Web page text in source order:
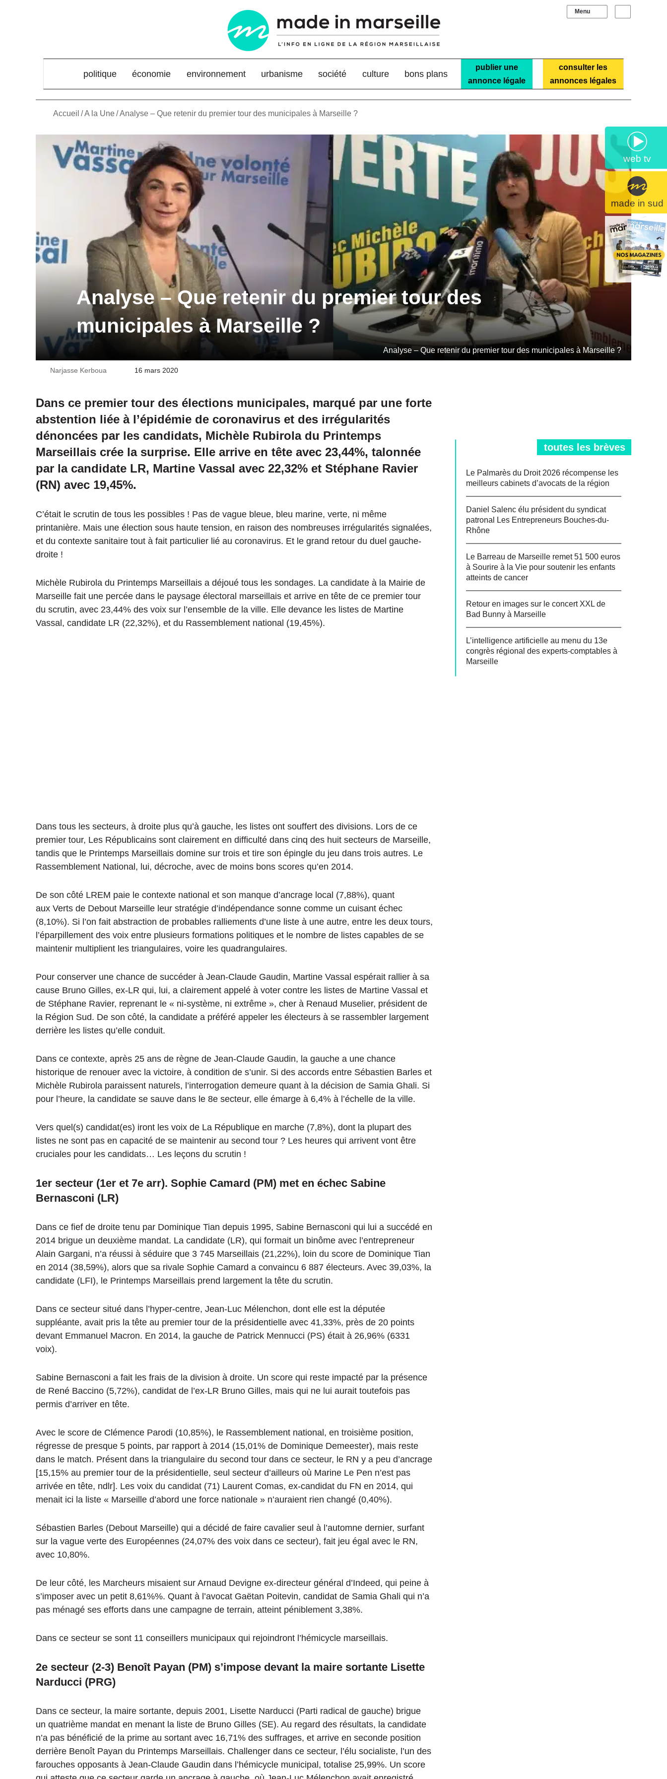
web tv
made in sud
élément de menu
politique économie environnement urbanisme société culture bons plans
publier une
annonce légale
consulter les
annonces légales
Accueil /A la Une/Analyse – Que retenir du premier tour des municipales à Marseille ?
Analyse – Que retenir du premier tour des
municipales à Marseille ?
Analyse – Que retenir du premier tour des municipales à Marseille ?
Narjasse Kerboua
Envoyer16 mars 2020
Dans ce premier tour des élections municipales, marqué par une forte
abstention liée à l’épidémie de coronavirus et des irrégularités
dénoncées par les candidats, Michèle Rubirola du Printemps
Marseillais crée la surprise. Elle arrive en tête avec 23,44%, talonnée
par la candidate LR, Martine Vassal avec 22,32% et Stéphane Ravier
(RN) avec 19,45%.
C’était le scrutin de tous les possibles ! Pas de vague bleue, bleu marine, verte, ni même
printanière. Mais une élection sous haute tension, en raison des nombreuses irrégularités signalées,
et du contexte sanitaire tout à fait particulier lié au coronavirus. Et le grand retour du duel gauche-
droite !
Michèle Rubirola du Printemps Marseillais a déjoué tous les sondages. La candidate à la Mairie de
Marseille fait une percée dans le paysage électoral marseillais et arrive en tête de ce premier tour
du scrutin, avec 23,44% des voix sur l’ensemble de la ville. Elle devance les listes de Martine
Vassal, candidate LR (22,32%), et du Rassemblement national (19,45%).
Dans tous les secteurs, à droite plus qu’à gauche, les listes ont souffert des divisions. Lors de ce
premier tour, Les Républicains sont clairement en difficulté dans cinq des huit secteurs de Marseille,
tandis que le Printemps Marseillais domine sur trois et tire son épingle du jeu dans trois autres. Le
Rassemblement National, lui, décroche, avec de moins bons scores qu’en 2014.
De son côté LREM paie le contexte national et son manque d’ancrage local (7,88%), quant
aux Verts de Debout Marseille leur stratégie d’indépendance sonne comme un cuisant échec
(8,10%). Si l’on fait abstraction de probables ralliements d’une liste à une autre, entre les deux tours,
l’éparpillement des voix entre plusieurs formations politiques et le nombre de listes capables de se
maintenir multiplient les triangulaires, voire les quadrangulaires.
Pour conserver une chance de succéder à Jean-Claude Gaudin, Martine Vassal espérait rallier à sa
cause Bruno Gilles, ex-LR qui, lui, a clairement appelé à voter contre les listes de Martine Vassal et
de Stéphane Ravier, reprenant le « ni-système, ni extrême », cher à Renaud Muselier, président de
la Région Sud. De son côté, la candidate a préféré appeler les électeurs à se rassembler largement
derrière les listes qu’elle conduit.
Dans ce contexte, après 25 ans de règne de Jean-Claude Gaudin, la gauche a une chance
historique de renouer avec la victoire, à condition de s’unir. Si des accords entre Sébastien Barles et
Michèle Rubirola paraissent naturels, l’interrogation demeure quant à la décision de Samia Ghali. Si
pour l’heure, la candidate se sauve dans le 8e secteur, elle émarge à 6,4% à l’échelle de la ville.
Vers quel(s) candidat(es) iront les voix de La République en marche (7,8%), dont la plupart des
listes ne sont pas en capacité de se maintenir au second tour ? Les heures qui arrivent vont être
cruciales pour les candidats… Les leçons du scrutin !
1er secteur (1er et 7e arr). Sophie Camard (PM) met en échec Sabine
Bernasconi (LR)
Dans ce fief de droite tenu par Dominique Tian depuis 1995, Sabine Bernasconi qui lui a succédé en
2014 brigue un deuxième mandat. La candidate (LR), qui formait un binôme avec l’entrepreneur
Alain Gargani, n’a réussi à séduire que 3 745 Marseillais (21,22%), loin du score de Dominique Tian
en 2014 (38,59%), alors que sa rivale Sophie Camard a convaincu 6 887 électeurs. Avec 39,03%, la
candidate (LFI), le Printemps Marseillais prend largement la tête du scrutin.
Dans ce secteur situé dans l’hyper-centre, Jean-Luc Mélenchon, dont elle est la députée
suppléante, avait pris la tête au premier tour de la présidentielle avec 41,33%, près de 20 points
devant Emmanuel Macron. En 2014, la gauche de Patrick Mennucci (PS) était à 26,96% (6331
voix).
Sabine Bernasconi a fait les frais de la division à droite. Un score qui reste impacté par la présence
de René Baccino (5,72%), candidat de l’ex-LR Bruno Gilles, mais qui ne lui aurait toutefois pas
permis d’arriver en tête.
Avec le score de Clémence Parodi (10,85%), le Rassemblement national, en troisième position,
régresse de presque 5 points, par rapport à 2014 (15,01% de Dominique Demeester), mais reste
dans le match. Présent dans la triangulaire du second tour dans ce secteur, le RN y a peu d’ancrage
[15,15% au premier tour de la présidentielle, seul secteur d’ailleurs où Marine Le Pen n’est pas
arrivée en tête, ndlr]. Les voix du candidat (71) Laurent Comas, ex-candidat du FN en 2014, qui
menait ici la liste « Marseille d’abord une force nationale » n’auraient rien changé (0,40%).
Sébastien Barles (Debout Marseille) qui a décidé de faire cavalier seul à l’automne dernier, surfant
sur la vague verte des Européennes (24,07% des voix dans ce secteur), fait jeu égal avec le RN,
avec 10,80%.
De leur côté, les Marcheurs misaient sur Arnaud Devigne ex-directeur général d’Indeed, qui peine à
s’imposer avec un petit 8,61%%. Quant à l’avocat Gaëtan Poitevin, candidat de Samia Ghali qui n’a
pas ménagé ses efforts dans une campagne de terrain, atteint péniblement 3,38%.
Dans ce secteur se sont 11 conseillers municipaux qui rejoindront l’hémicycle marseillais.
2e secteur (2-3) Benoît Payan (PM) s’impose devant la maire sortante Lisette
Narducci (PRG)
Dans ce secteur, la maire sortante, depuis 2001, Lisette Narducci (Parti radical de gauche) brigue
un quatrième mandat en menant la liste de Bruno Gilles (SE). Au regard des résultats, la candidate
n’a pas bénéficié de la prime au sortant avec 16,71% des suffrages, et arrive en seconde position
derrière Benoît Payan du Printemps Marseillais. Challenger dans ce secteur, l’élu socialiste, l’un des
farouches opposants à Jean-Claude Gaudin dans l’hémicycle municipal, totalise 25,99%. Un score
toutes les brèves
Le Palmarès du Droit 2026 récompense les
meilleurs cabinets d’avocats de la région
Daniel Salenc élu président du syndicat
patronal Les Entrepreneurs Bouches-du-
Rhône
Le Barreau de Marseille remet 51 500 euros
à Sourire à la Vie pour soutenir les enfants
atteints de cancer
Retour en images sur le concert XXL de
Bad Bunny à Marseille
L’intelligence artificielle au menu du 13e
congrès régional des experts-comptables à
Marseille